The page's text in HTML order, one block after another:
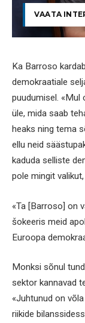
VAATA
Ka Barroso
demokraatiale
puudumisel. «Mul
üle, mida saab
heaks ning tema
ellu neid
kaduda selliste
pole mingit
«Ta [Barroso] on
šokeeris meid
Euroopa
Monksi sõnul
sektor kannavad
«Juhtunud on
riikide